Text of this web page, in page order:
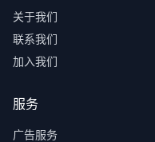
关于我们
联系我们
加入我们
服务
广告服务